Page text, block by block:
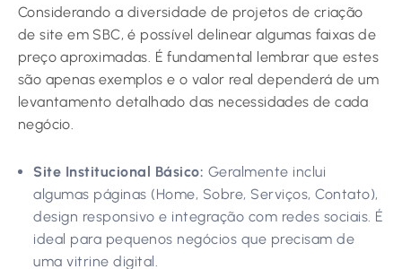
Considerando a diversidade de projetos de criação
de site em SBC, é possível delinear algumas faixas de
preço aproximadas. É fundamental lembrar que estes
são apenas exemplos e o valor real dependerá de um
levantamento detalhado das necessidades de cada
negócio.
Site Institucional Básico: Geralmente inclui
algumas páginas (Home, Sobre, Serviços, Contato),
design responsivo e integração com redes sociais. É
ideal para pequenos negócios que precisam de
uma vitrine digital.